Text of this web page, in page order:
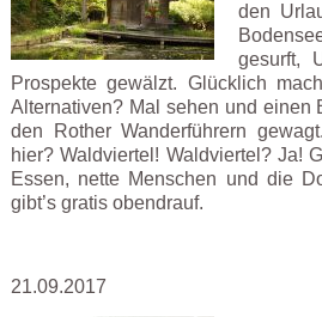
den
gesurft,
Prospekte gewälzt. Glücklich
Alternativen? Mal sehen und einen
den Rother Wanderführern
hier? Waldviertel! Waldviertel? Ja!
Essen, nette Menschen und die
gibt’s gratis obendrauf.
21.09.2017